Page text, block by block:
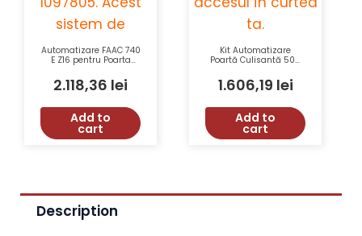
Automatizare FAAC 740
E Z16 pentru Poarta
12m/min
2.118,36 lei
Add to
cart
Kit Automatizare
Poartă Culisantă 500
BLIZZARD500-104014-
KIT, Lungime Max. 15 m,
1.606,19 lei
Add to
cart
Description